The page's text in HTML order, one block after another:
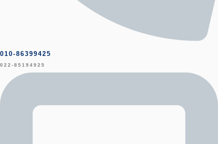
010-86399425
022-85194925